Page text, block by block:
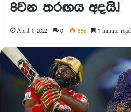
8වන තරඟය අදයි.!
April 1, 2022 0 655 1 minute read